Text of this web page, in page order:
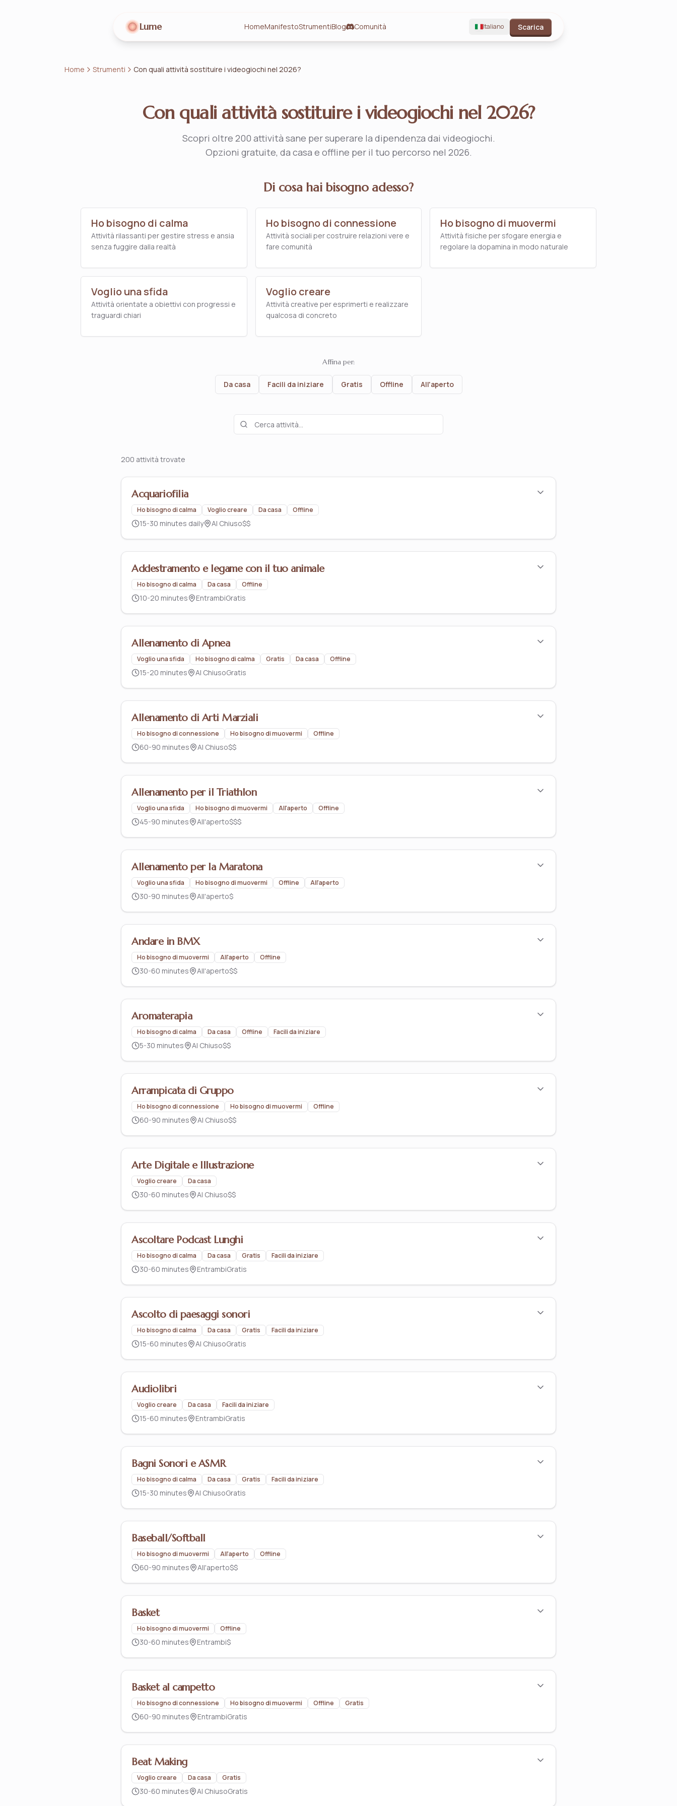
Lume HomeManifestoStrumentiBlog Comunità Italiano Scarica
Home Strumenti Con quali attività sostituire i videogiochi nel 2026?
Con quali attività sostituire i videogiochi nel 2026?
Scopri oltre 200 attività sane per superare la dipendenza dai videogiochi.
Opzioni gratuite, da casa e offline per il tuo percorso nel 2026.
Di cosa hai bisogno adesso?
Ho bisogno di calma
Attività rilassanti per gestire stress e ansia
senza fuggire dalla realtà
Ho bisogno di connessione
Attività sociali per costruire relazioni vere e
fare comunità
Ho bisogno di muovermi
Attività fisiche per sfogare energia e
regolare la dopamina in modo naturale
Voglio una sfida
Attività orientate a obiettivi con progressi e
traguardi chiari
Voglio creare
Attività creative per esprimerti e realizzare
qualcosa di concreto
Affina per:
Da casa Facili da iniziare Gratis Offline All'aperto
200 attività trovate
Acquariofilia
Ho bisogno di calma Voglio creare Da casa Offline
15-30 minutes daily Al Chiuso$$
Addestramento e legame con il tuo animale
Ho bisogno di calma Da casa Offline
10-20 minutes EntrambiGratis
Allenamento di Apnea
Voglio una sfida Ho bisogno di calma Gratis Da casa Offline
15-20 minutes Al ChiusoGratis
Allenamento di Arti Marziali
Ho bisogno di connessione Ho bisogno di muovermi Offline
60-90 minutes Al Chiuso$$
Allenamento per il Triathlon
Voglio una sfida Ho bisogno di muovermi All'aperto Offline
45-90 minutes All'aperto$$$
Allenamento per la Maratona
Voglio una sfida Ho bisogno di muovermi Offline All'aperto
30-90 minutes All'aperto$
Andare in BMX
Ho bisogno di muovermi All'aperto Offline
30-60 minutes All'aperto$$
Aromaterapia
Ho bisogno di calma Da casa Offline Facili da iniziare
5-30 minutes Al Chiuso$$
Arrampicata di Gruppo
Ho bisogno di connessione Ho bisogno di muovermi Offline
60-90 minutes Al Chiuso$$
Arte Digitale e Illustrazione
Voglio creare Da casa
30-60 minutes Al Chiuso$$
Ascoltare Podcast Lunghi
Ho bisogno di calma Da casa Gratis Facili da iniziare
30-60 minutes EntrambiGratis
Ascolto di paesaggi sonori
Ho bisogno di calma Da casa Gratis Facili da iniziare
15-60 minutes Al ChiusoGratis
Audiolibri
Voglio creare Da casa Facili da iniziare
15-60 minutes EntrambiGratis
Bagni Sonori e ASMR
Ho bisogno di calma Da casa Gratis Facili da iniziare
15-30 minutes Al ChiusoGratis
Baseball/Softball
Ho bisogno di muovermi All'aperto Offline
60-90 minutes All'aperto$$
Basket
Ho bisogno di muovermi Offline
30-60 minutes Entrambi$
Basket al campetto
Ho bisogno di connessione Ho bisogno di muovermi Offline Gratis
60-90 minutes EntrambiGratis
Beat Making
Voglio creare Da casa Gratis
30-60 minutes Al ChiusoGratis